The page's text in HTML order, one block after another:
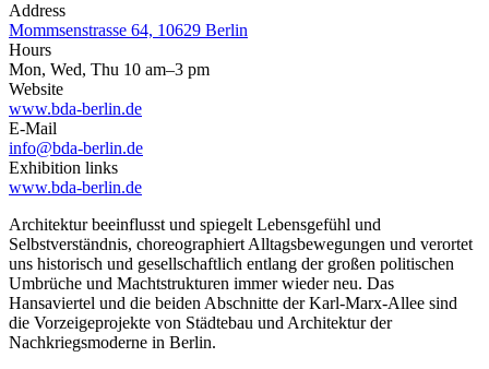
Address
Mommsenstrasse 64, 10629 Berlin
Hours
Mon, Wed, Thu 10 am–3 pm
Website
www.bda-berlin.de
E-Mail
info@bda-berlin.de
Exhibition links
www.bda-berlin.de
Architektur beeinflusst und spiegelt Lebensgefühl und
Selbstverständnis, choreographiert Alltagsbewegungen und verortet
uns historisch und gesellschaftlich entlang der großen politischen
Umbrüche und Machtstrukturen immer wieder neu. Das
Hansaviertel und die beiden Abschnitte der Karl-Marx-Allee sind
die Vorzeigeprojekte von Städtebau und Architektur der
Nachkriegsmoderne in Berlin.